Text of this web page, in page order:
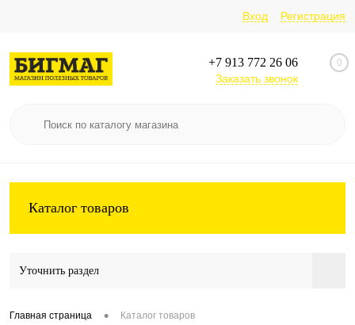
Вход Регистрация
+7 913 772 26 06
Заказать звонок
0
Каталог товаров
Уточнить раздел
Главная страница • Каталог товаров